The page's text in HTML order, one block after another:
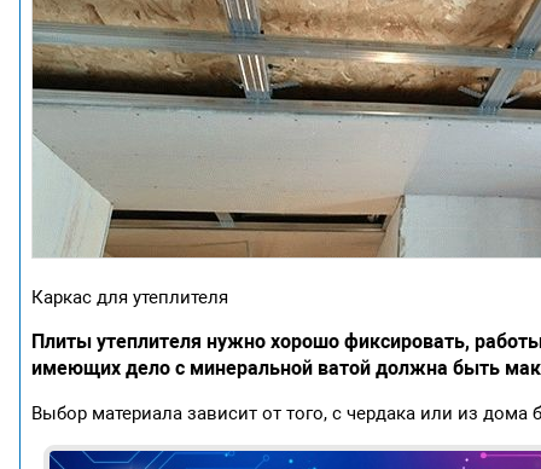
Каркас для утеплителя
Плиты утеплителя нужно хорошо фиксировать,
имеющих дело с минеральной ватой должна быть
Выбор материала зависит от того, с чердака или из дома